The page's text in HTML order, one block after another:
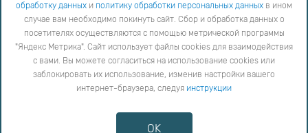
Продолжая использование сайта, вы соглашаетесь с согласие на обработку данных
обработки персональных данных
в ином случае вам необходимо покинуть сайт. Сбор и обработка
данных о посетителях осуществляются с помощью метрической программы "Яндекс Метрика".
Сайт использует файлы cookies для взаимодействия с вами. Вы можете согласиться на
использование cookies или заблокировать их использование, изменив настройки вашего интернет-
Противодействие коррупции
обработку данных и политику обработки персональных данных в ином
случае вам необходимо покинуть сайт. Сбор и обработка данных о
посетителях осуществляются с помощью метрической программы
"Яндекс Метрика". Сайт использует файлы cookies для взаимодействия
с вами. Вы можете согласиться на использование cookies или
заблокировать их использование, изменив настройки вашего
интернет-браузера, следуя инструкции
OK